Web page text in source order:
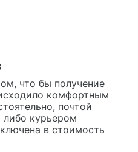
что бы получение
комфортным
почтой
курьером
в стоимость